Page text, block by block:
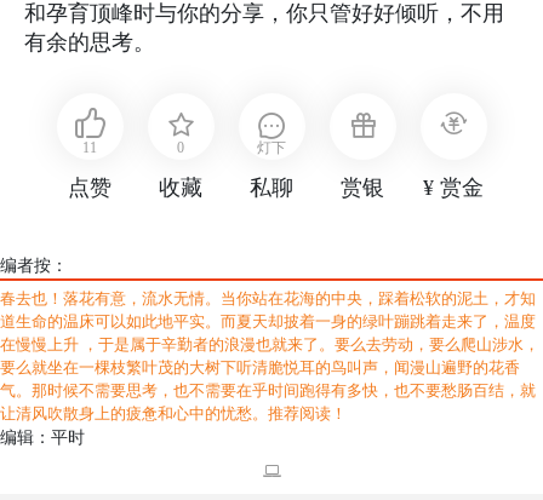
和孕育顶峰时与你的分享，你只管好好倾听，不用
有余的思考。
11
点赞
0
收藏
灯下
私聊 赏银 ¥ 赏金
编者按：
春去也！落花有意，流水无情。当你站在花海的中央，踩着松软的泥土，才知
道生命的温床可以如此地平实。而夏天却披着一身的绿叶蹦跳着走来了，温度
在慢慢上升 ，于是属于辛勤者的浪漫也就来了。要么去劳动，要么爬山涉水，
要么就坐在一棵枝繁叶茂的大树下听清脆悦耳的鸟叫声，闻漫山遍野的花香
气。那时候不需要思考，也不需要在乎时间跑得有多快，也不要愁肠百结，就
让清风吹散身上的疲惫和心中的忧愁。推荐阅读！
编辑：平时